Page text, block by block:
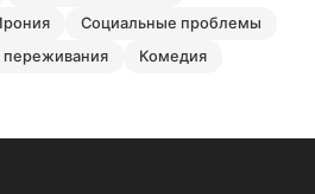
ирония
социальные проблемы
переживания комедия